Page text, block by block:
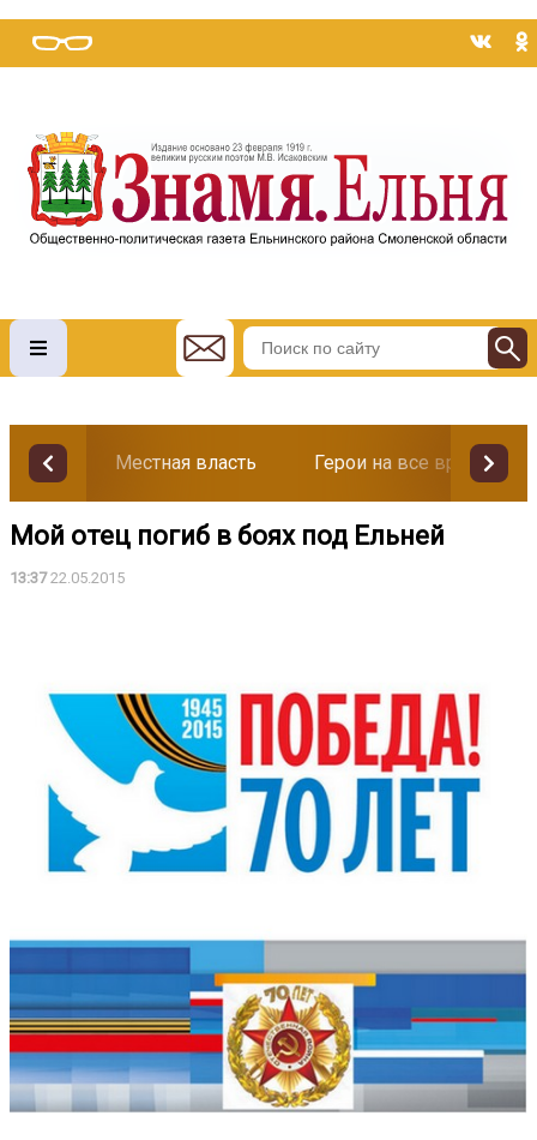
Местная власть Герои на все времена
Мой отец погиб в боях под Ельней
13:3722.05.2015